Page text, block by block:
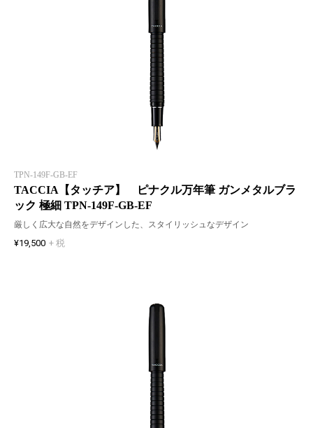
TPN-149F-GB-EF
TACCIA【タッチア】 ピナクル万年筆 ガンメタルブラ
ック 極細 TPN-149F-GB-EF
厳しく広大な自然をデザインした、スタイリッシュなデザイン
¥19,500 + 税